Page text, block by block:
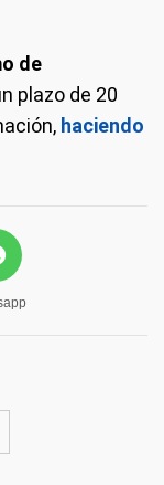
de
plazo de 20
haciendo